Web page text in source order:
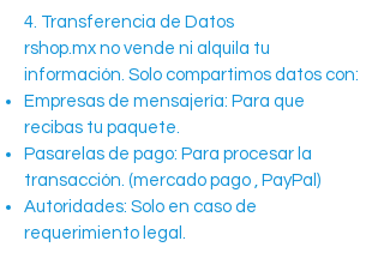
4. Transferencia de Datos
rshop.mx no vende ni alquila tu
información. Solo compartimos datos con:
Empresas de mensajería: Para que
recibas tu paquete.
Pasarelas de pago: Para procesar la
transacción. (mercado pago , PayPal)
Autoridades: Solo en caso de
requerimiento legal.